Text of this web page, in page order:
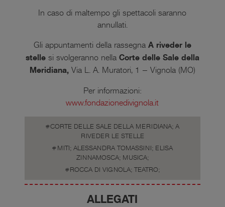
In caso di maltempo gli spettacoli saranno
annullati.
Gli appuntamenti della rassegna A riveder le
stellesi svolgeranno nella Corte delle Sale della
Meridiana, Via L. A. Muratori, 1 – Vignola (MO)
Per informazioni:
www.fondazionedivignola.it
CORTE DELLE SALE DELLA MERIDIANA; A
RIVEDER LE STELLE
MITI; ALESSANDRA TOMASSINI; ELISA
ZINNAMOSCA; MUSICA;
ROCCA DI VIGNOLA; TEATRO;
ALLEGATI